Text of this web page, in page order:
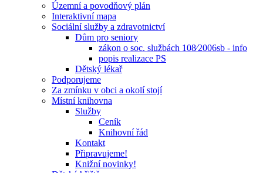
Územní a povodňový plán
Interaktivní mapa
Sociální služby a zdravotnictví
Dům pro seniory
zákon o soc. službách 108⁄2006sb - info
popis realizace PS
Dětský lékař
Podporujeme
Za zmínku v obci a okolí stojí
Místní knihovna
Služby
Ceník
Knihovní řád
Kontakt
Připravujeme!
Knižní novinky!